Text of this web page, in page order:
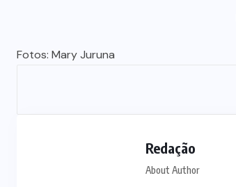
Fotos: Mary Juruna
Redação
About Author